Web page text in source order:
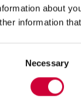
about
information
Necessary